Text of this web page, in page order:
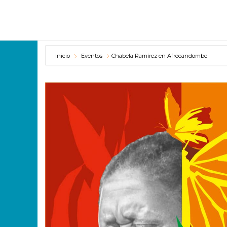
Inicio Eventos Chabela Ramírez en Afrocandombe